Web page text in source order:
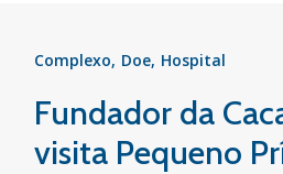
Complexo Doe Hospital
Fundador da
visita Pequeno